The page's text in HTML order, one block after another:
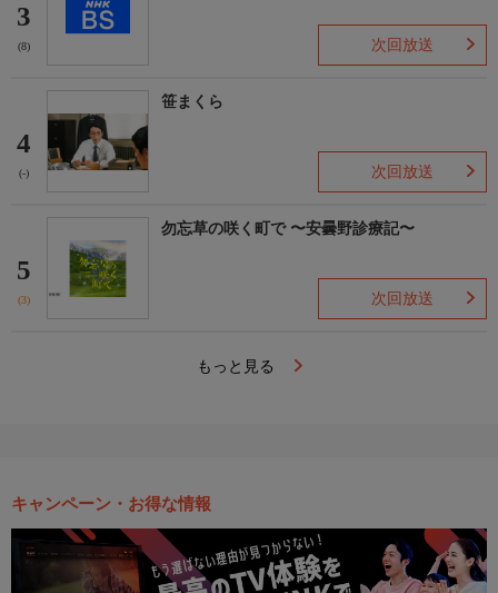
3
(8) 次回放送
4
(-)
笹まくら
次回放送
5
(3)
勿忘草の咲く町で 〜安曇野診療記〜
次回放送
もっと見る
キャンペーン・お得な情報